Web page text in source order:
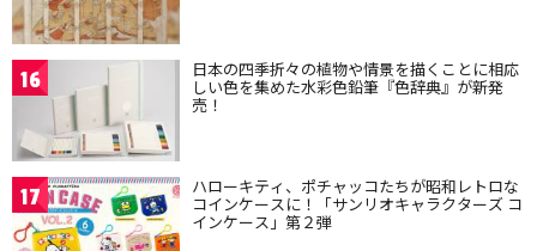
16 日本の四季折々の植物や情景を描くことに相応
しい色を集めた水彩色鉛筆『色辞典』が新発
売！
17 ハローキティ、ポチャッコたちが昭和レトロな
コインケースに！「サンリオキャラクターズ コ
インケース」第２弾